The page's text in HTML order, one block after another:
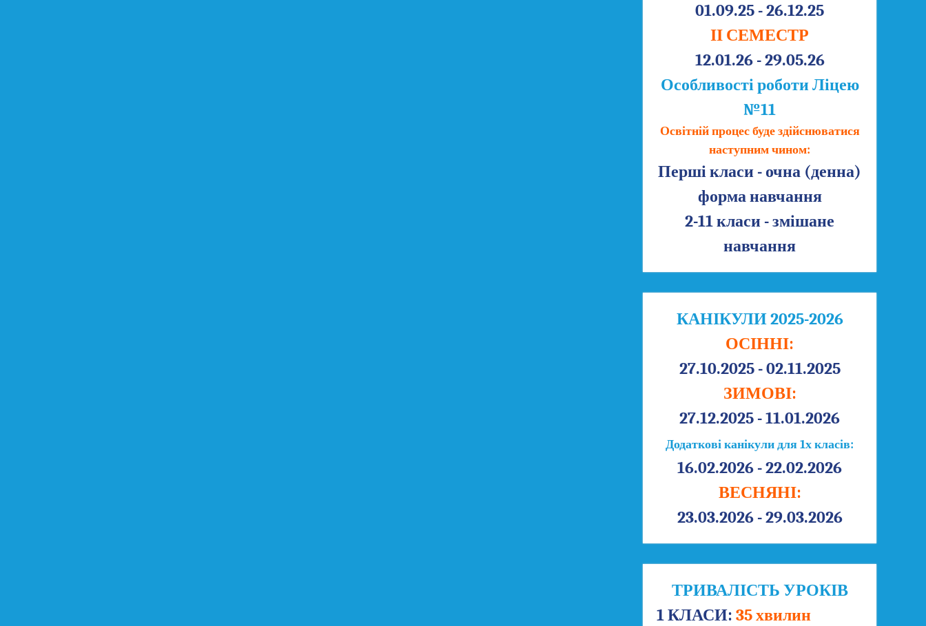
01.09.25 - 26.12.25
ІІ СЕМЕСТР
12.01.26 - 29.05.26
Особливості роботи Ліцею
№11
Освітній процес буде здійснюватися
наступним чином:
Перші класи - очна (денна)
форма навчання
2-11 класи - змішане
навчання
КАНІКУЛИ 2025-2026
ОСІННІ:
27.10.2025 - 02.11.2025
ЗИМОВІ:
27.12.2025 - 11.01.2026
Додаткові канікули для 1х класів:
16.02.2026 - 22.02.2026
ВЕСНЯНІ:
23.03.2026 - 29.03.2026
ТРИВАЛІСТЬ УРОКІВ
1 КЛАСИ: 35 хвилин